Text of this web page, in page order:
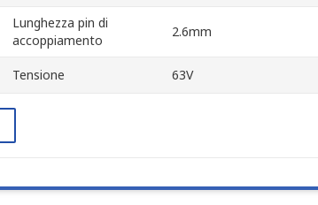
Lunghezza pin di
accoppiamento
2.6mm
Tensione 63V